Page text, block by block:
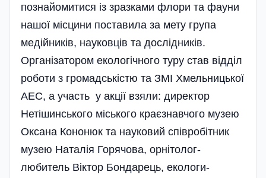
познайомитися із зразками флори та фауни
нашої місцини поставила за мету група
медійників, науковців та дослідників.
Організатором екологічного туру став відділ
роботи з громадськістю та ЗМІ Хмельницької
АЕС, а участь у акції взяли: директор
Нетішинського міського краєзнавчого музею
Оксана Кононюк та науковий співробітник
музею Наталія Горячова, орнітолог-
любитель Віктор Бондарець, екологи-